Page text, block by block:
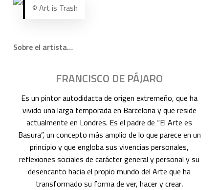
© Art is Trash
Sobre el artista…
FRANCISCO DE PÁJARO
Es un pintor autodidacta de origen extremeño, que ha
vivido una larga temporada en Barcelona y que reside
actualmente en Londres. Es el padre de “El Arte es
Basura”, un concepto más amplio de lo que parece en un
principio y que engloba sus vivencias personales,
reflexiones sociales de carácter general y personal y su
desencanto hacia el propio mundo del Arte que ha
transformado su forma de ver, hacer y crear.